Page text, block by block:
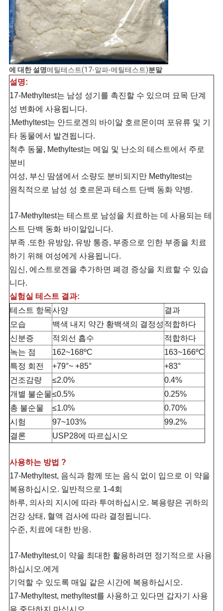
에 대한 설명메틸테스트(17-알파-메틸테스트)분말
설명:
17-Methyltest는 남성 성기를 촉진할 수 있으며 묘목 단계
성 변화에 사용됩니다.
.Methyltest는 안드로겐의 바이알 호르몬이며 포유류 및 기
타 동물에서 발견됩니다.
척추 동물, Methyltest는 메일 및 난소의 테스트에서 주로
분비
여성, 부신 땀샘에서 소량도 분비되지만 Methyltest는
원칙적으로 남성 성 호르몬과 테스트 단백 동화 약병.
17-Methyltest는 테스트로 남성을 치료하는 데 사용되는 테
스트 단백 동화 바이알입니다.
부족 .또한 유방암, 유방 통증, 부종으로 인한 부종을 치료
하기 위해 여성에게 사용됩니다.
임신, 에스트로겐을 추가하면 폐경 증상을 치료할 수 있습
니다.
실험실 테스트 결과:
테스트 항목사양
결과
모습
백색 내지 약간 황백색의 결정성 적합하다
신분증
적외선 흡수
적합하다
녹는 점
162~168ºC
163~166ºC
특정 회전
+79°~ +85°
+83°
건조감량
≤2.0%
0.4%
개별 불순물≤0.5%
0.25%
총 불순물
≤1.0%
0.70%
시험
97~103%
99.2%
결론
USP28에 따르십시오
사용하는 방법 ?
17-Methyltest, 음식과 함께 또는 음식 없이 입으로 이 약을
복용하십시오. 일반적으로 1-4회
하루, 의사의 지시에 따라 투여하십시오. 복용량은 귀하의
건강 상태, 혈액 검사에 따라 결정됩니다.
수준, 치료에 대한 반응.
17-Methyltest,이 약을 최대한 활용하려면 정기적으로 사용
하십시오.에게
기억할 수 있도록 매일 같은 시간에 복용하십시오.
17-Methyltest, methyltest를 사용하고 있다면 갑자기 사용
을 중단하지 마십시오.